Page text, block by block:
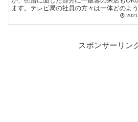
ます。テレビ局の社員の方々は一体どのよ
か、興味がわいてしまいましたので、今回
し...
スポンサーリン